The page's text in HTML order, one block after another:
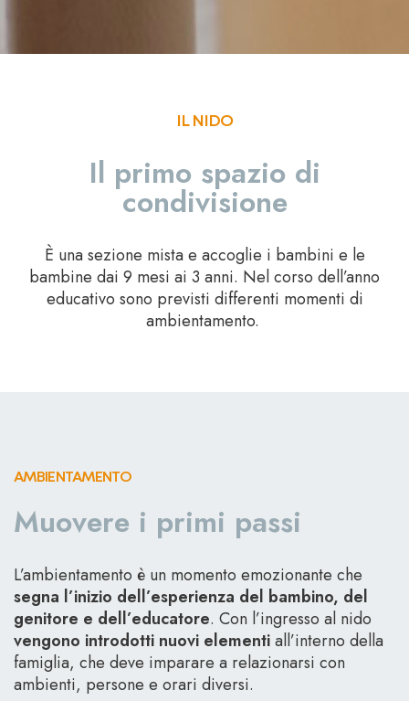
IL NIDO
Il primo spazio di
condivisione
È una sezione mista e accoglie i bambini e le
bambine dai 9 mesi ai 3 anni. Nel corso dell’anno
educativo sono previsti differenti momenti di
ambientamento.
AMBIENTAMENTO
Muovere i primi passi
L’ambientamento è un momento emozionante che
segna l’inizio dell’esperienza del bambino, del
genitore e dell’educatore. Con l’ingresso al nido
vengono introdotti nuovi elementiall’interno della
famiglia, che deve imparare a relazionarsi con
ambienti, persone e orari diversi.